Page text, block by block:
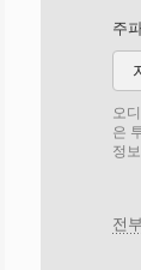
주
오
은
정
전